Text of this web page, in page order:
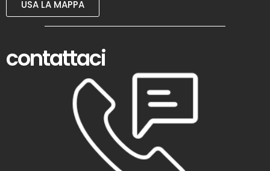
USA LA MAPPA
contattaci